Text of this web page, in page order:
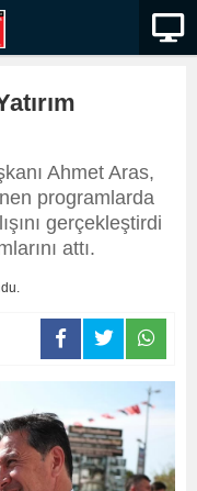
Ahmet Aras,
programlarda
gerçekleştirdi
attı.